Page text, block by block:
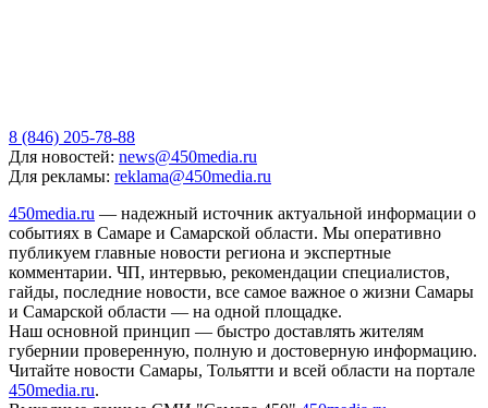
8 (846) 205-78-88
Для новостей: news@450media.ru
Для рекламы: reklama@450media.ru
450media.ru — надежный источник актуальной информации о
событиях в Самаре и Самарской области. Мы оперативно
публикуем главные новости региона и экспертные
комментарии. ЧП, интервью, рекомендации специалистов,
гайды, последние новости, все самое важное о жизни Самары
и Самарской области — на одной площадке.
Наш основной принцип — быстро доставлять жителям
губернии проверенную, полную и достоверную информацию.
Читайте новости Самары, Тольятти и всей области на портале
450media.ru.